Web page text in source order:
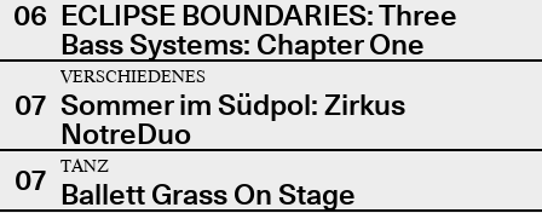
06 ECLIPSE BOUNDARIES: Three
Bass Systems: Chapter One
07
VERSCHIEDENES
Sommer im Südpol: Zirkus
NotreDuo
07
TANZ
Ballett Grass On Stage